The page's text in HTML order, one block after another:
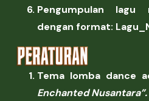
Pengumpulan lagu
dengan format:
Tema lomba dance
EnchantedNusantara”.